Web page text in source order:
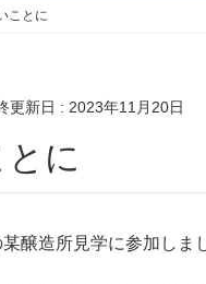
ことに
更新日 : 2023年11月20日
とに
醸造所見学に参加しま